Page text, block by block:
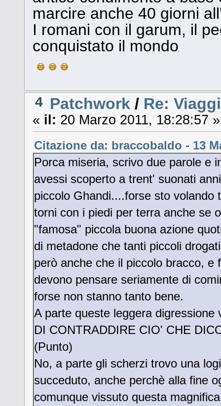
marcire anche 40 giorni
I romani con il garum, il
conquistato il mondo
4 Patchwork / Re:
« il: 20 Marzo 2011, 18:28:57 »
Citazione da: braccobaldo - 13
Porca miseria, scrivo due parole e
avessi scoperto a trent' suonati
piccolo Ghandi....forse sto volando
torni con i piedi per terra anche se
"famosa" piccola buona azione
di metadone che tanti piccoli
però anche che il piccolo bracco,
devono pensare seriamente di
forse non stanno tanto bene.
A parte queste leggera
DI CONTRADDIRE CIO' CHE
(Punto)
No, a parte gli scherzi trovo una
succeduto, anche perchè alla fine
comunque vissuto questa